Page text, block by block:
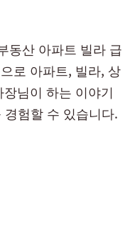
동산 아파트 빌라 급
로 아파트, 빌라, 상
님이 하는 이야기
험할 수 있습니다.